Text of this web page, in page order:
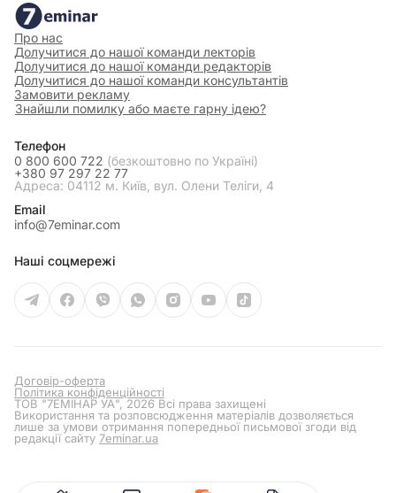
Про нас
Долучитися до нашої команди лекторів
Долучитися до нашої команди редакторів
Долучитися до нашої команди консультантів
Замовити рекламу
Знайшли помилку або маєте гарну ідею?
Телефон
0 800 600 722 (безкоштовно по Україні)
+380 97 297 22 77
Адреса: 04112 м. Київ, вул. Олени Теліги, 4
Email
info@7eminar.com
Наші соцмережі
Договір-оферта
Політика конфіденційності
ТОВ "7ЕМІНАР УА", 2026 Всі права захищені
Використання та розповсюдження матеріалів дозволяється
лише за умови отримання попередньої письмової згоди від
редакції сайту 7eminar.ua